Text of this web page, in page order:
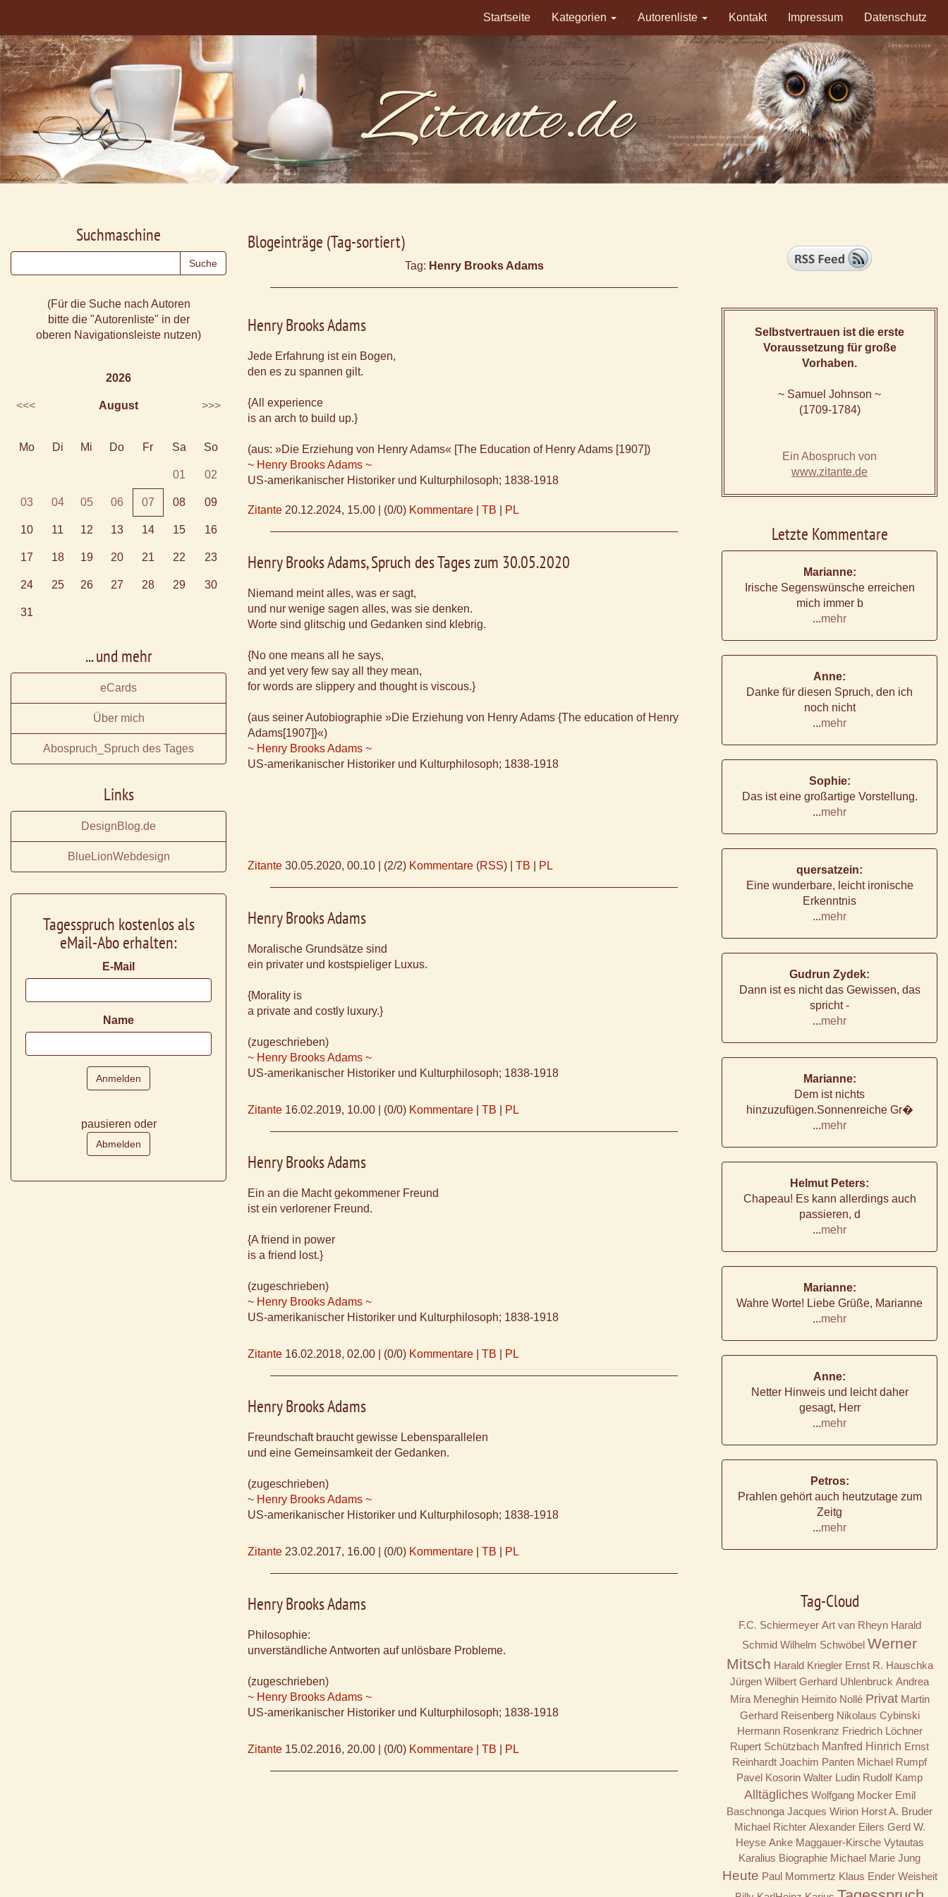
Startseite Kategorien Autorenliste Kontakt Impressum Datenschutz
Blogeinträge (Tag-sortiert)
Tag: Henry Brooks Adams
Henry Brooks Adams
Jede Erfahrung ist ein Bogen,
den es zu spannen gilt.
{All experience
is an arch to build up.}
(aus: »Die Erziehung von Henry Adams« [The Education of Henry Adams [1907])
~ Henry Brooks Adams ~
US-amerikanischer Historiker und Kulturphilosoph; 1838-1918
Zitante 20.12.2024, 15.00 (0/0) Kommentare TB PL
Henry Brooks Adams, Spruch des Tages zum 30.05.2020
Niemand meint alles, was er sagt,
und nur wenige sagen alles, was sie denken.
Worte sind glitschig und Gedanken sind klebrig.
{No one means all he says,
and yet very few say all they mean,
for words are slippery and thought is viscous.}
(aus seiner Autobiographie »Die Erziehung von Henry Adams {The education of Henry
Adams[1907]}«)
~ Henry Brooks Adams ~
US-amerikanischer Historiker und Kulturphilosoph; 1838-1918
Zitante 30.05.2020, 00.10 (2/2) Kommentare (RSS) | TB PL
Henry Brooks Adams
Moralische Grundsätze sind
ein privater und kostspieliger Luxus.
{Morality is
a private and costly luxury.}
(zugeschrieben)
~ Henry Brooks Adams ~
US-amerikanischer Historiker und Kulturphilosoph; 1838-1918
Zitante 16.02.2019, 10.00 (0/0) Kommentare TB PL
Henry Brooks Adams
Ein an die Macht gekommener Freund
ist ein verlorener Freund.
{A friend in power
is a friend lost.}
(zugeschrieben)
~ Henry Brooks Adams ~
US-amerikanischer Historiker und Kulturphilosoph; 1838-1918
Zitante 16.02.2018, 02.00 (0/0) Kommentare TB PL
Henry Brooks Adams
Freundschaft braucht gewisse Lebensparallelen
und eine Gemeinsamkeit der Gedanken.
(zugeschrieben)
~ Henry Brooks Adams ~
US-amerikanischer Historiker und Kulturphilosoph; 1838-1918
Zitante 23.02.2017, 16.00 (0/0) Kommentare TB PL
Henry Brooks Adams
Philosophie:
unverständliche Antworten auf unlösbare Probleme.
(zugeschrieben)
~ Henry Brooks Adams ~
US-amerikanischer Historiker und Kulturphilosoph; 1838-1918
Zitante 15.02.2016, 20.00 (0/0) Kommentare TB PL
Suchmaschine
(Für die Suche nach Autoren
bitte die "Autorenliste" in der
oberen Navigationsleiste nutzen)
2026
<<< August >>>
Mo Di Mi Do Fr Sa So
01 02
03 04 05 06 07 08 09
10 11 12 13 14 15 16
17 18 19 20 21 22 23
24 25 26 27 28 29 30
31
... und mehr
eCards
Über mich
Abospruch_Spruch des Tages
Links
DesignBlog.de
BlueLionWebdesign
Tagesspruch kostenlos als
eMail-Abo erhalten:
E-Mail
Name
pausieren oder
Selbstvertrauen ist die erste
Voraussetzung für große
Vorhaben.
~ Samuel Johnson ~
(1709-1784)
Ein Abospruch von
www.zitante.de
Letzte Kommentare
Marianne:
Irische Segenswünsche erreichen
mich immer b
...mehr
Anne:
Danke für diesen Spruch, den ich
noch nicht
...mehr
Sophie:
Das ist eine großartige Vorstellung.
...mehr
quersatzein:
Eine wunderbare, leicht ironische
Erkenntnis
...mehr
Gudrun Zydek:
Dann ist es nicht das Gewissen, das
spricht -
...mehr
Marianne:
Dem ist nichts
hinzuzufügen.Sonnenreiche Gr�
...mehr
Helmut Peters:
Chapeau! Es kann allerdings auch
passieren, d
...mehr
Marianne:
Wahre Worte! Liebe Grüße, Marianne
...mehr
Anne:
Netter Hinweis und leicht daher
gesagt, Herr
...mehr
Petros:
Prahlen gehört auch heutzutage zum
Zeitg
...mehr
Tag-Cloud
F.C. Schiermeyer Art van Rheyn Harald
Schmid Wilhelm Schwöbel Werner
Mitsch Harald Kriegler Ernst R. Hauschka
Jürgen Wilbert Gerhard Uhlenbruck Andrea
Mira Meneghin Heimito Nollé Privat Martin
Gerhard Reisenberg Nikolaus Cybinski
Hermann Rosenkranz Friedrich Löchner
Rupert Schützbach Manfred Hinrich Ernst
Reinhardt Joachim Panten Michael Rumpf
Pavel Kosorin Walter Ludin Rudolf Kamp
Alltägliches Wolfgang Mocker Emil
Baschnonga Jacques Wirion Horst A. Bruder
Michael Richter Alexander Eilers Gerd W.
Heyse Anke Maggauer-Kirsche Vytautas
Karalius Biographie Michael Marie Jung
Heute Paul Mommertz Klaus Ender Weisheit